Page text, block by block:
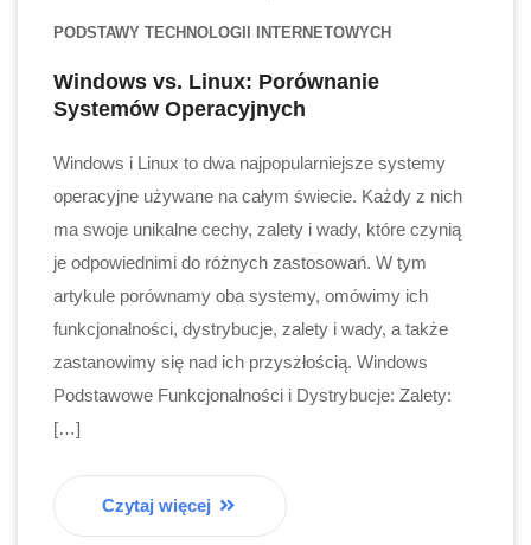
PODSTAWY TECHNOLOGII INTERNETOWYCH
Windows vs. Linux: Porównanie
Systemów Operacyjnych
Windows i Linux to dwa najpopularniejsze systemy
operacyjne używane na całym świecie. Każdy z nich
ma swoje unikalne cechy, zalety i wady, które czynią
je odpowiednimi do różnych zastosowań. W tym
artykule porównamy oba systemy, omówimy ich
funkcjonalności, dystrybucje, zalety i wady, a także
zastanowimy się nad ich przyszłością. Windows
Podstawowe Funkcjonalności i Dystrybucje: Zalety:
[…]
Czytaj więcej